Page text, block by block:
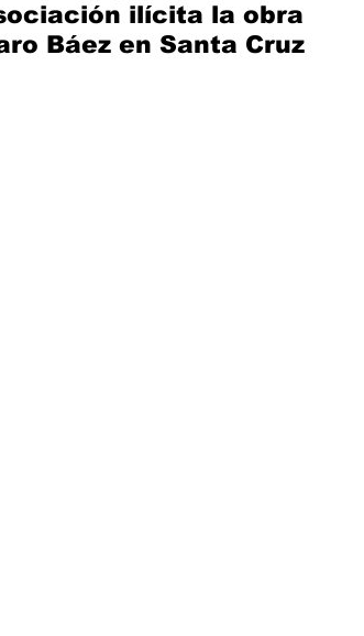
ilícita la obra
Báez en Santa Cruz